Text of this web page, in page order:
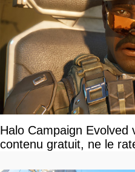
Halo Campaign Evolved
contenu gratuit, ne le